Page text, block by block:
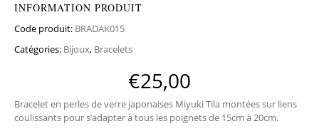
INFORMATION PRODUIT
Code produit: BRADAK015
Catégories: Bijoux, Bracelets
€25,00
Bracelet en perles de verre japonaises Miyuki Tila montées sur liens
coulissants pour s’adapter à tous les poignets de 15cm à 20cm.